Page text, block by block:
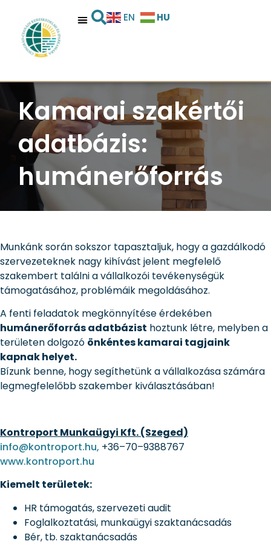
EN HU
Kamarai szakértői
adatbázis:
humánerőforrás
Munkánk során sokszor tapasztaljuk, hogy a gazdálkodó
szervezeteknek nagy kihívást jelent megfelelő
szakembert találni a vállalkozói tevékenységük
támogatásához, problémáik megoldásához.
A fenti feladatok megkönnyítése érdekében
humánerőforrás adatbázist hoztunk létre, melyben a
területen dolgozó önkéntes kamarai tagjaink
kapnak helyet.
Bízunk benne, hogy segíthetünk a vállalkozása számára
legmegfelelőbb szakember kiválasztásában!
Kontroport Munkaügyi Kft. (Szeged)
info@kontroport.hu, +36–70–9388767
www.kontroport.hu
Kiemelt területek:
HR támogatás, szervezeti audit
Foglalkoztatási, munkaügyi szaktanácsadás
Bér, tb. szaktanácsadás